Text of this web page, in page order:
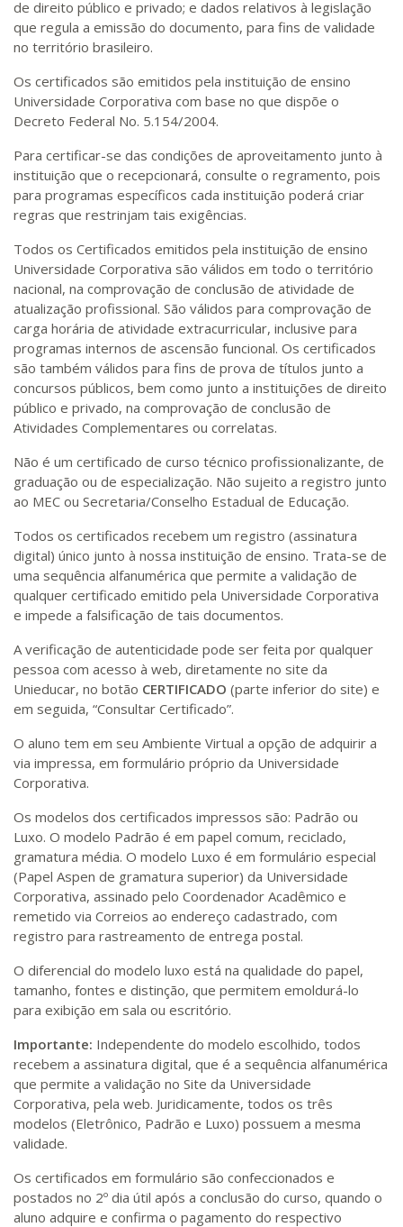
de direito público e privado; e dados relativos à legislação
que regula a emissão do documento, para fins de validade
no território brasileiro.
Os certificados são emitidos pela instituição de ensino
Universidade Corporativa com base no que dispõe o
Decreto Federal No. 5.154/2004.
Para certificar-se das condições de aproveitamento junto à
instituição que o recepcionará, consulte o regramento, pois
para programas específicos cada instituição poderá criar
regras que restrinjam tais exigências.
Todos os Certificados emitidos pela instituição de ensino
Universidade Corporativa são válidos em todo o território
nacional, na comprovação de conclusão de atividade de
atualização profissional. São válidos para comprovação de
carga horária de atividade extracurricular, inclusive para
programas internos de ascensão funcional. Os certificados
são também válidos para fins de prova de títulos junto a
concursos públicos, bem como junto a instituições de direito
público e privado, na comprovação de conclusão de
Atividades Complementares ou correlatas.
Não é um certificado de curso técnico profissionalizante, de
graduação ou de especialização. Não sujeito a registro junto
ao MEC ou Secretaria/Conselho Estadual de Educação.
Todos os certificados recebem um registro (assinatura
digital) único junto à nossa instituição de ensino. Trata-se de
uma sequência alfanumérica que permite a validação de
qualquer certificado emitido pela Universidade Corporativa
e impede a falsificação de tais documentos.
A verificação de autenticidade pode ser feita por qualquer
pessoa com acesso à web, diretamente no site da
Unieducar, no botão CERTIFICADO (parte inferior do site) e
em seguida, “Consultar Certificado”.
O aluno tem em seu Ambiente Virtual a opção de adquirir a
via impressa, em formulário próprio da Universidade
Corporativa.
Os modelos dos certificados impressos são: Padrão ou
Luxo. O modelo Padrão é em papel comum, reciclado,
gramatura média. O modelo Luxo é em formulário especial
(Papel Aspen de gramatura superior) da Universidade
Corporativa, assinado pelo Coordenador Acadêmico e
remetido via Correios ao endereço cadastrado, com
registro para rastreamento de entrega postal.
O diferencial do modelo luxo está na qualidade do papel,
tamanho, fontes e distinção, que permitem emoldurá-lo
para exibição em sala ou escritório.
Importante: Independente do modelo escolhido, todos
recebem a assinatura digital, que é a sequência alfanumérica
que permite a validação no Site da Universidade
Corporativa, pela web. Juridicamente, todos os três
modelos (Eletrônico, Padrão e Luxo) possuem a mesma
validade.
Os certificados em formulário são confeccionados e
postados no 2º dia útil após a conclusão do curso, quando o
aluno adquire e confirma o pagamento do respectivo